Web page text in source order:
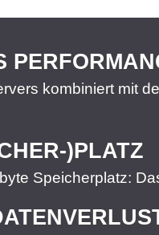
kombiniert mit
)PLATZ
Speicherplatz: